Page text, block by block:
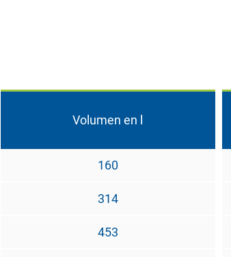
Volumen en l
160
314
453